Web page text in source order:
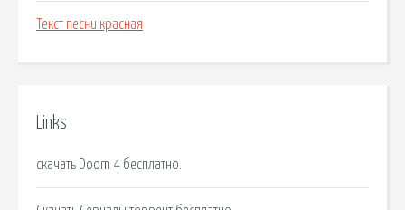
Текст песни красная
Links
скачать Doom 4 бесплатно.